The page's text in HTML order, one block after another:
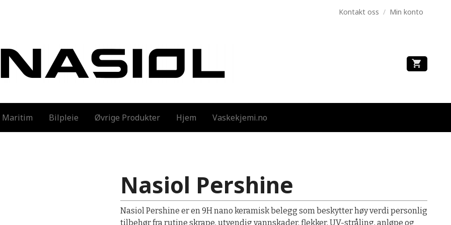
Kontakt oss / Min konto
Maritim Bilpleie Øvrige Produkter Hjem Vaskekjemi.no
Nasiol Pershine
Nasiol Pershine er en 9H nano keramisk belegg som beskytter høy verdi personlig
tilbehør fra rutine skrape, utvendig vannskader, flekker, UV-stråling, anløpe og